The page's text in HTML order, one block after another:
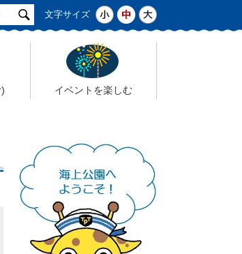
文字サイズ
イベントを楽しむ